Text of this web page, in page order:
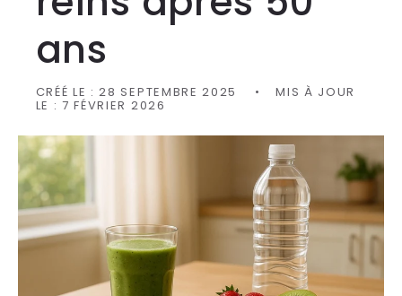
ans
CRÉÉ LE :28 SEPTEMBRE 2025 MIS À JOUR
LE : 7 FÉVRIER 2026